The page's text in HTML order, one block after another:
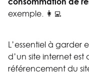
exemple. 👩‍💻
L’essentiel à garder
d’un site internet
référencement du